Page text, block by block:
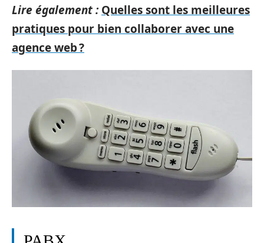
Lire également : Quelles sont les meilleures
pratiques pour bien collaborer avec une
agence web ?